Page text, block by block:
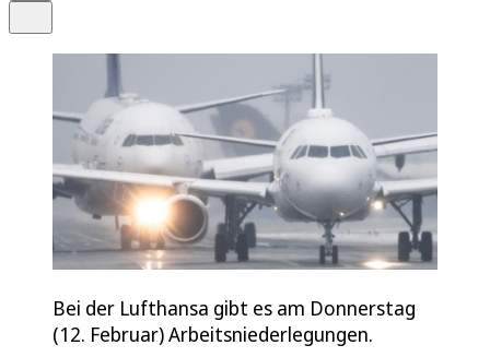
Bei der Lufthansa gibt es am Donnerstag
(12. Februar) Arbeitsniederlegungen.